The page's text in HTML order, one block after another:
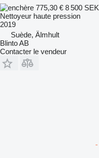
775,30 € 8 500 SEK
Nettoyeur haute pression
2019
Suède, Älmhult
Blinto AB
Contacter le vendeur